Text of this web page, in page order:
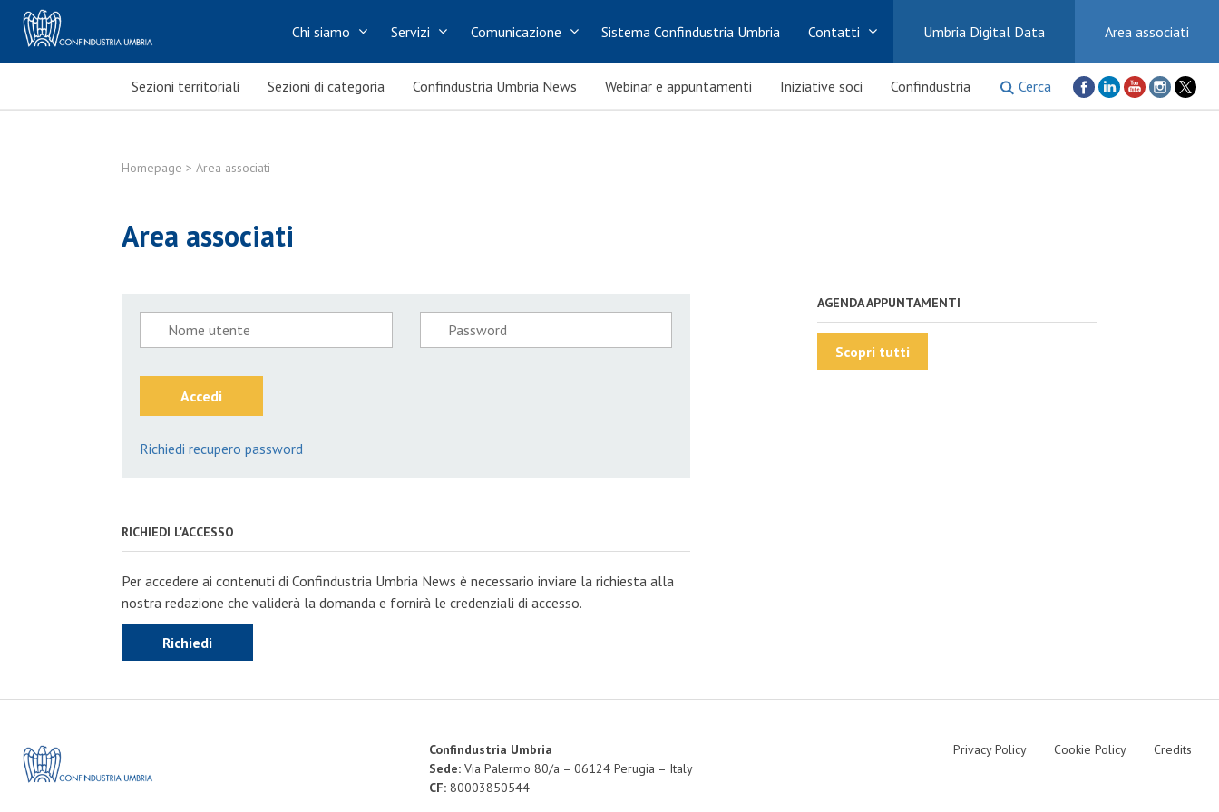
Chi siamo Servizi Comunicazione Sistema Confindustria Umbria Contatti Umbria Digital Data Area associati
Sezioni territoriali Sezioni di categoria Confindustria Umbria News Webinar e appuntamenti Iniziative soci Confindustria Cerca
Homepage > Area associati
Area associati
Accedi
Richiedi recupero password
RICHIEDI L'ACCESSO
Per accedere ai contenuti di Confindustria Umbria News è necessario inviare la richiesta alla
nostra redazione che validerà la domanda e fornirà le credenziali di accesso.
Richiedi
AGENDA APPUNTAMENTI
Scopri tutti
Confindustria Umbria
Sede: Via Palermo 80/a – 06124 Perugia – Italy
CF: 80003850544
Privacy Policy Cookie Policy Credits